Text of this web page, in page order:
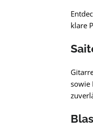
klare
sowie